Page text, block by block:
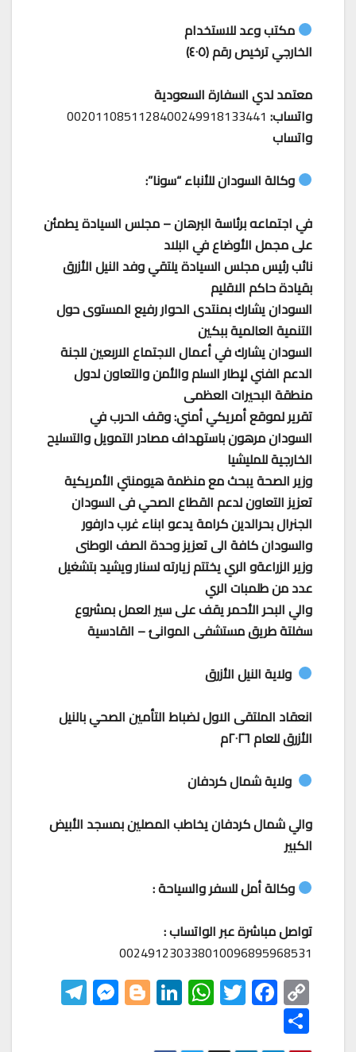
مكتب وعد للاستخدام
الخارجي ترخيص رقم (٤٠٥)
معتمد لدي السفارة السعودية
واتساب: 0020110851128400249918133441
واتساب
وكالة السودان للأنباء “سونا”:
في اجتماعه برئاسة البرهان – مجلس السيادة يطمئن
على مجمل الأوضاع في البلاد
نائب رئيس مجلس السيادة يلتقي وفد النيل الأزرق
بقيادة حاكم الاقليم
السودان يشارك بمنتدى الحوار رفيع المستوى حول
التنمية العالمية ببكين
السودان يشارك في أعمال الاجتماع الاربعين للجنة
الدعم الفني لإطار السلم والأمن والتعاون لدول
منطقة البحيرات العظمى
تقرير لموقع أمريكي أمني: وقف الحرب في
السودان مرهون باستهداف مصادر التمويل والتسليح
الخارجية للمليشيا
وزير الصحة يبحث مع منظمة هيومنتي الأمريكية
تعزيز التعاون لدعم القطاع الصحي فى السودان
الجنرال بحرالدين كرامة يدعو ابناء غرب دارفور
والسودان كافة الى تعزيز وحدة الصف الوطنى
وزير الزراعةو الري يختتم زيارته لسنار ويشيد بتشغيل
عدد من طلمبات الري
والي البحر الأحمر يقف على سير العمل بمشروع
سفلتة طريق مستشفى الموانئ – القادسية
ولاية النيل الأزرق
انعقاد الملتقى الاول لضباط التأمين الصحي بالنيل
الأزرق للعام ٢٠٢٦م
ولاية شمال كردفان
والي شمال كردفان يخاطب المصلين بمسجد الأبيض
الكبير
وكالة أمل للسفر والسياحة :
تواصل مباشرة عبر الواتساب :
002491230338010096895968531
C
o
F
ac
T
wi
W
h
Li
nk
Bl
o
M
es S